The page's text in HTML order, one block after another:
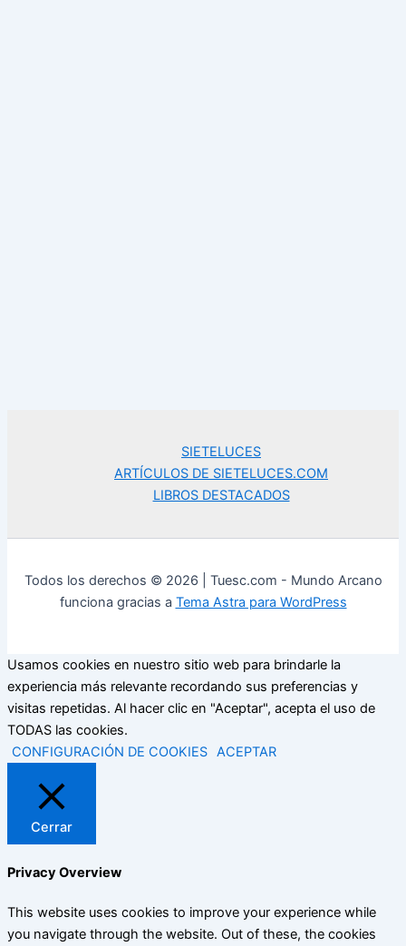
SIETELUCES
ARTÍCULOS DE SIETELUCES.COM
LIBROS DESTACADOS
Todos los derechos © 2026 | Tuesc.com - Mundo Arcano
funciona gracias a Tema Astra para WordPress
Usamos cookies en nuestro sitio web para brindarle la
experiencia más relevante recordando sus preferencias y
visitas repetidas. Al hacer clic en "Aceptar", acepta el uso de
TODAS las cookies.
CONFIGURACIÓN DE COOKIES ACEPTAR
Cerrar
Privacy Overview
This website uses cookies to improve your experience while
you navigate through the website. Out of these, the cookies